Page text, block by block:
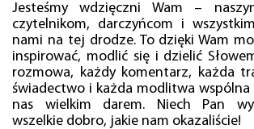
Jesteśmy wdzięczni Wam –
czytelnikom, darczyńcom i
nami na tej drodze. To dzięki Wam
inspirować, modlić się i dzielić
rozmowa, każdy komentarz, każda
świadectwo i każda modlitwa wspólna
nas wielkim darem. Niech Pan
wszelkie dobro, jakie nam okazaliście!